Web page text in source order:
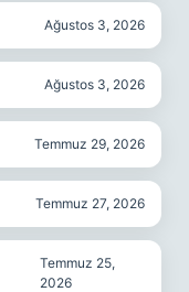
Ağustos 3, 2026
Ağustos 3, 2026
Temmuz 29, 2026
Temmuz 27, 2026
Temmuz 25,
2026